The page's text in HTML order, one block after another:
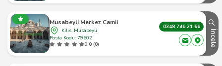
Musabeyli Merkez Camii
Kilis, Musabeyli
Posta Kodu: 79602
0.0 (0)
0348 746 21 66
İncele